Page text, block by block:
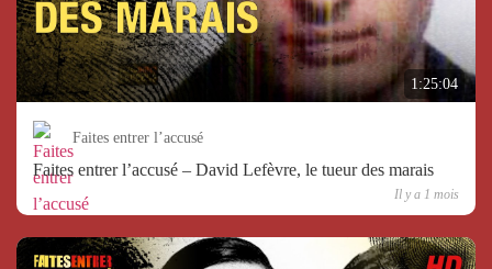
1:25:04
Faites entrer l’accusé
Faites entrer l’accusé – David Lefèvre, le tueur des marais
Il y a 1 mois